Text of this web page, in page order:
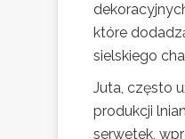
które
sielskiego
Juta, często
produkcji
serwetek,